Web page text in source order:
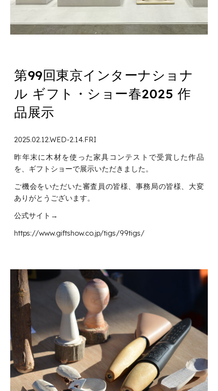
第99回東京インターナショナ
ル ギフト・ショー春2025 作
品展示
2025.02.12.WED-2.14.FRI
昨年末に木材を使った家具コンテストで受賞した作品
を、ギフトショーで展示いただきました。
ご機会をいただいた審査員の皆様、事務局の皆様、大変
ありがとうございます。
公式サイト→
https://www.giftshow.co.jp/tigs/99tigs/